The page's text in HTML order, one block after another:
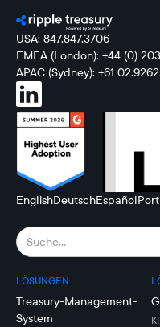
USA: 847.847.3706
EMEA (London): +44 (0)
APAC (Sydney): +61
EnglishDeutschEspañol
LÖSUNGEN
Treasury-Management-
System